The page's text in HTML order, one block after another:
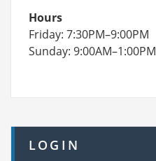
Hours
Friday: 7:30PM–9:00PM
Sunday: 9:00AM–1:00PM
LOGIN